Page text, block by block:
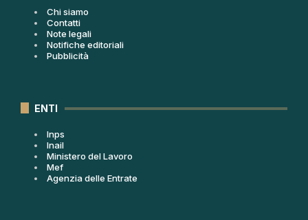
Chi siamo
Contatti
Note legali
Notifiche editoriali
Pubblicità
ENTI
Inps
Inail
Ministero del Lavoro
Mef
Agenzia delle Entrate